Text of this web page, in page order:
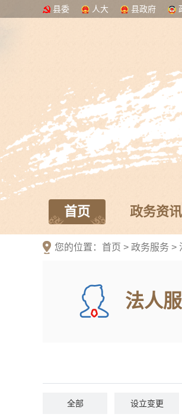
县委 人大 县政府
首页 政务资讯
您的位置： 首页 > 政务服务 >
法人
全部 设立变更